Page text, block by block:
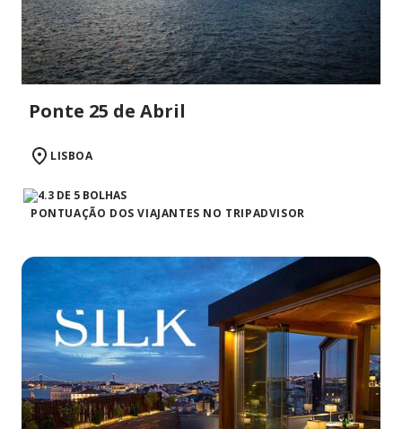
Ponte 25 de Abril
LISBOA
PONTUAÇÃO DOS VIAJANTES NO TRIPADVISOR